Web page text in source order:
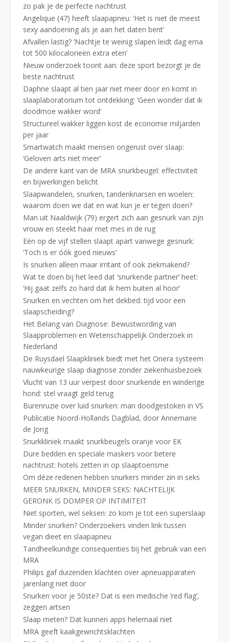
zo pak je de perfecte nachtrust
Angelique (47) heeft slaapapneu: ’Het is niet de meest
sexy aandoening als je aan het daten bent’
Afvallen lastig? ’Nachtje te weinig slapen leidt dag erna
tot 500 kilocalorieën extra eten’
Nieuw onderzoek toont aan: deze sport bezorgt je de
beste nachtrust
Daphne slaapt al tien jaar niet meer door en komt in
slaaplaboratorium tot ontdekking: ’Geen wonder dat ik
doodmoe wakker word’
Structureel wakker liggen kost de economie miljarden
per jaar
Smartwatch maakt mensen ongerust over slaap:
‘Geloven arts niet meer’
De andere kant van de MRA snurkbeugel: effectiviteit
en bijwerkingen belicht
Slaapwandelen, snurken, tandenknarsen en woelen:
waarom doen we dat en wat kun je er tegen doen?
Man uit Naaldwijk (79) ergert zich aan gesnurk van zijn
vrouw en steekt haar met mes in de rug
Eén op de vijf stellen slaapt apart vanwege gesnurk:
’Toch is er óók goed nieuws’
Is snurken alleen maar irritant of ook ziekmakend?
Wat te doen bij het leed dat ‘snurkende partner’ heet:
‘Hij gaat zelfs zo hard dat ik hem buiten al hoor’
Snurken en vechten om het dekbed: tijd voor een
slaapscheiding?
Het Belang van Diagnose: Bewustwording van
Slaapproblemen en Wetenschappelijk Onderzoek in
Nederland
De Ruysdael Slaapkliniek biedt met het Onera systeem
nauwkeurige slaap diagnose zonder ziekenhuisbezoek
Vlucht van 13 uur verpest door snurkende en winderige
hond: stel vraagt geld terug
Burenruzie over luid snurken: man doodgestoken in VS
Publicatie Noord-Hollands Dagblad, door Annemarie
de Jong
Snurkkliniek maakt snurkbeugels oranje voor EK
Dure bedden en speciale maskers voor betere
nachtrust: hotels zetten in op slaaptoerisme
Om déze redenen hebben snurkers minder zin in seks
MEER SNURKEN, MINDER SEKS: NACHTELIJK
GERONK IS DOMPER OP INTIMITEIT
Niet sporten, wel seksen: zo kom je tot een superslaap
Minder snurken? Onderzoekers vinden link tussen
vegan dieet en slaapapneu
Tandheelkundige consequenties bij het gebruik van een
MRA
Philips gaf duizenden klachten over apneuapparaten
jarenlang niet door
Snurken voor je 50ste? Dat is een medische ‘red flag’,
zeggen artsen
Slaap meten? Dat kunnen apps helemaal niet
MRA geeft kaakgewrichtsklachten